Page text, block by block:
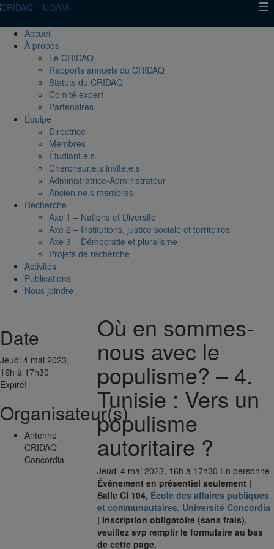
Accueil
À propos
Le CRIDAQ
Rapports annuels du CRIDAQ
Statuts du CRIDAQ
Comité expert
Partenaires
Équipe
Directrice
Membres
Étudiant.e.s
Chercheur.e.s invité.e.s
Administratrice-Administrateur
Ancien.ne.s membres
Recherche
Axe 1 – Nations et Diversité
Axe 2 – Institutions, justice sociale et territoires
Axe 3 – Démocratie et pluralisme
Projets de recherche
Activités
Publications
Nous joindre
Date
Jeudi 4 mai 2023,
16h à 17h30
Expiré!
Organisateur(s)
Antenne
CRIDAQ-
Concordia
Où en sommes-
nous avec le
populisme? – 4.
Tunisie : Vers un
populisme
autoritaire ?
Jeudi 4 mai 2023, 16h à 17h30 En personne
Événement en présentiel seulement |
Salle CI 104, École des affaires publiques
et communautaires, Université Concordia
| Inscription obligatoire (sans frais),
veuillez svp remplir le formulaire au bas
de cette page.